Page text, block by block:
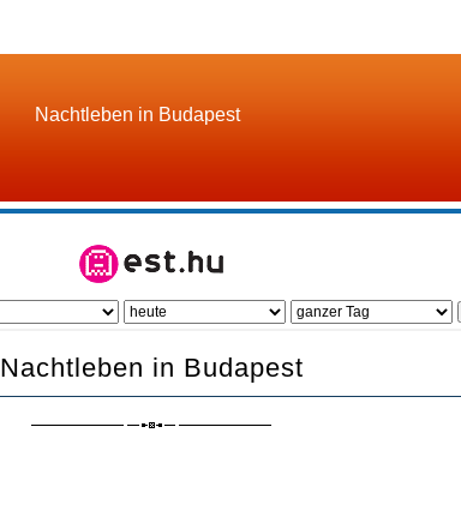
Nachtleben in Budapest
Nachtleben in Budapest